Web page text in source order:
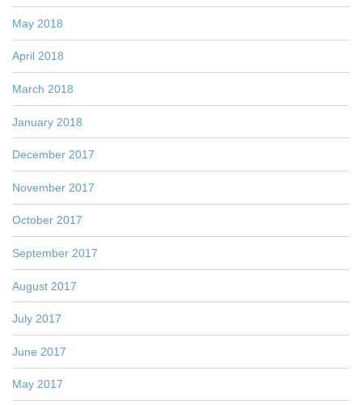
May 2018
April 2018
March 2018
January 2018
December 2017
November 2017
October 2017
September 2017
August 2017
July 2017
June 2017
May 2017